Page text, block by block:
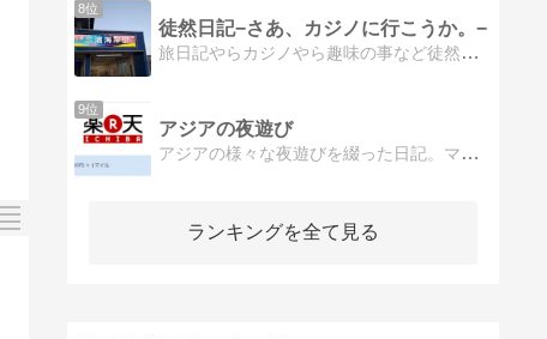
8位
徒然日記−さあ、カジノに行こうか。−
旅日記やらカジノやら趣味の事など徒然なるままに。
9位
アジアの夜遊び
アジアの様々な夜遊びを綴った日記。マカオ、タイ、中国やシンガポールなどアジアの夜遊びを紹介！もちろん日本も！
ランキングを全て見る